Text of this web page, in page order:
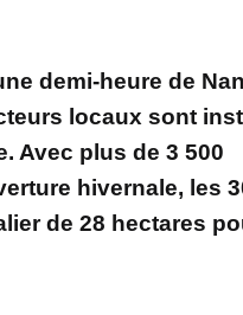
demi-heure de
locaux sont
Avec plus de 3 500
hivernale, les
de 28 hectares